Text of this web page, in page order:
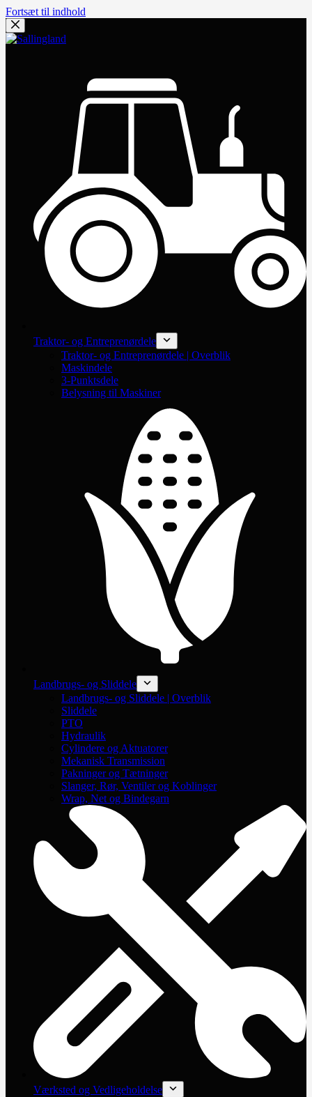
Fortsæt til indhold
Traktor- og Entreprenørdele
Traktor- og Entreprenørdele | Overblik
Maskindele
3-Punktsdele
Belysning til Maskiner
Landbrugs- og Sliddele
Landbrugs- og Sliddele | Overblik
Sliddele
PTO
Hydraulik
Cylindere og Aktuatorer
Mekanisk Transmission
Pakninger og Tætninger
Slanger, Rør, Ventiler og Koblinger
Wrap, Net og Bindegarn
Værksted og Vedligeholdelse